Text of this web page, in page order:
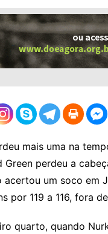
mais uma na
perdeu a
um soco em
por 119 a 116, fora
quarto, quando